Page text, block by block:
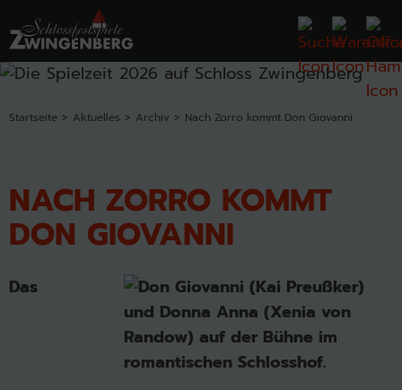
Startseite Aktuelles Archiv Nach Zorro kommt Don Giovanni
NACH ZORRO KOMMT
DON GIOVANNI
Das